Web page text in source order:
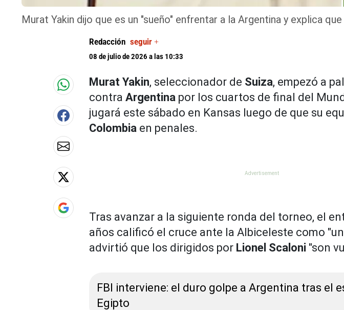
Murat Yakin dijo que es un "sueño" enfrentar a la Argentina y explica
Redacción seguir +
08 de julio de 2026 a las 10:33
Murat Yakin, seleccionador de Suiza, empezó a
contra Argentina por los cuartos de final del
jugará este sábado en Kansas luego de que su
Colombia en penales.
Tras avanzar a la siguiente ronda del torneo, el
años calificó el cruce ante la Albiceleste como
advirtió que los dirigidos por Lionel Scaloni "son
FBI interviene: el duro golpe a Argentina tras el
Egipto